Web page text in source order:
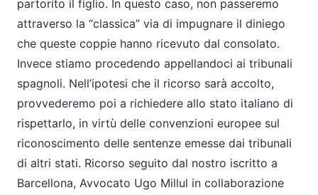
partorito il figlio. In questo caso, non passeremo
attraverso la “classica” via di impugnare il diniego
che queste coppie hanno ricevuto dal consolato.
Invece stiamo procedendo appellandoci ai tribunali
spagnoli. Nell’ipotesi che il ricorso sarà accolto,
provvederemo poi a richiedere allo stato italiano di
rispettarlo, in virtù delle convenzioni europee sul
riconoscimento delle sentenze emesse dai tribunali
di altri stati. Ricorso seguito dal nostro iscritto a
Barcellona, Avvocato Ugo Millul in collaborazione